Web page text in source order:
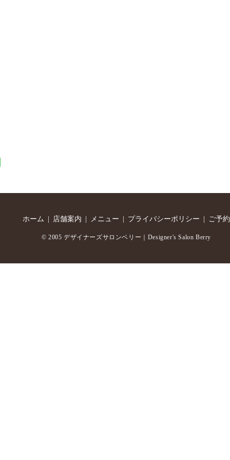
ホーム 店舗案内 メニュー プライバシーポリシー ご予約
© 2005 デザイナーズサロンベリー｜Designer's Salon Berry